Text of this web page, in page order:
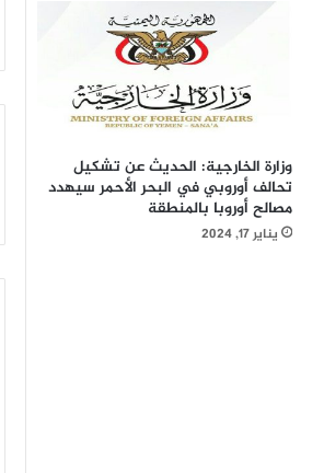
وزارة الخارجية: الحديث عن تشكيل
تحالف أوروبي في البحر الأحمر سيهدد
مصالح أوروبا بالمنطقة
يناير 17, 2024